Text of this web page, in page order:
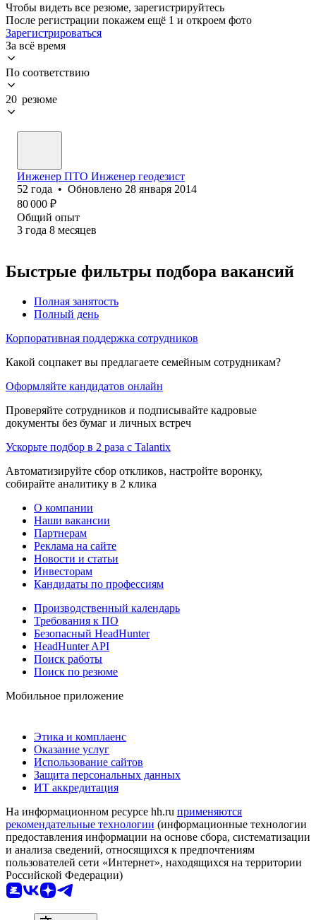
Чтобы видеть все резюме, зарегистрируйтесь
После регистрации покажем ещё 1 и откроем фото
Зарегистрироваться
За всё время
По соответствию
20 резюме
Инженер ПТО Инженер геодезист
52 года • Обновлено 28 января 2014
80 000 ₽
Общий опыт
3 года 8 месяцев
Быстрые фильтры подбора вакансий
Полная занятость
Полный день
Корпоративная поддержка сотрудников
Какой соцпакет вы предлагаете семейным сотрудникам?
Оформляйте кандидатов онлайн
Проверяйте сотрудников и подписывайте кадровые
документы без бумаг и личных встреч
Ускорьте подбор в 2 раза с Talantix
Автоматизируйте сбор откликов, настройте воронку,
собирайте аналитику в 2 клика
О компании
Наши вакансии
Партнерам
Реклама на сайте
Новости и статьи
Инвесторам
Кандидаты по профессиям
Производственный календарь
Требования к ПО
Безопасный HeadHunter
HeadHunter API
Поиск работы
Поиск по резюме
Мобильное приложение
Этика и комплаенс
Оказание услуг
Использование сайтов
Защита персональных данных
ИТ аккредитация
На информационном ресурсе hh.ru применяются
рекомендательные технологии (информационные технологии
предоставления информации на основе сбора, систематизации
и анализа сведений, относящихся к предпочтениям
пользователей сети «Интернет», находящихся на территории
Российской Федерации)